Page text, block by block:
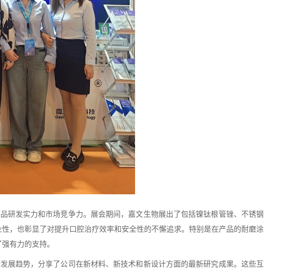
发实力和市场竞争力。展会期间，嘉文生物展出了包括镍钛根管锉、不锈钢
，也彰显了对提升口腔治疗效率和安全性的不懈追求。特别是在产品的耐磨涂
有力的支持。
展趋势，分享了公司在新材料、新技术和新设计方面的最新研究成果。这些互